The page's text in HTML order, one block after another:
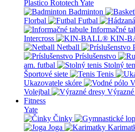
Plastico Rototech Yate
Badminton
Florbal
Futbal
Informačné
Intercross
KIN-
Netball
Príslušenstvo
am. futbal
Stolný
Športové siete
Tenis
Ukazovatele skóre
Volejbal
Fitness
Yate
Činky
Joga